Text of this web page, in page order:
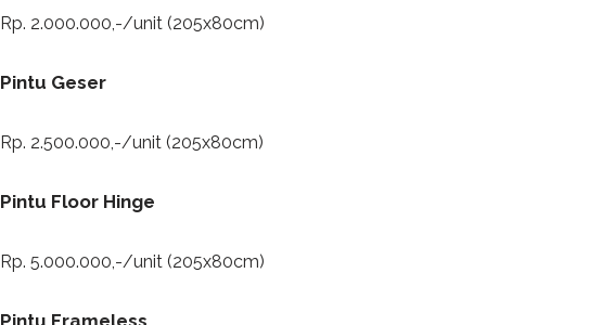
Rp. 2.000.000,-/unit (205x80cm)
Pintu Geser
Rp. 2.500.000,-/unit (205x80cm)
Pintu Floor Hinge
Rp. 5.000.000,-/unit (205x80cm)
Pintu Frameless